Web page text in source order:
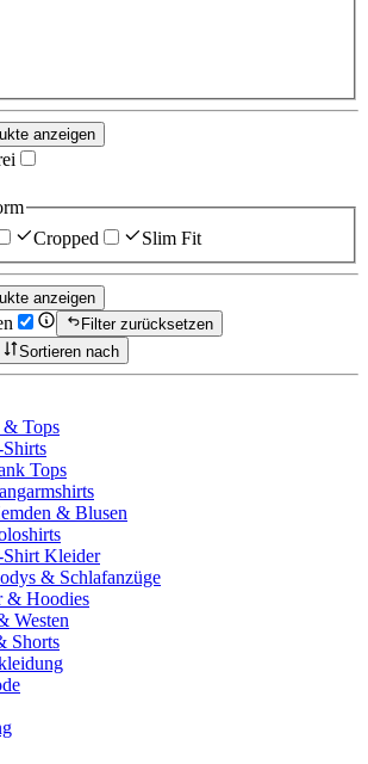
anzeigen
Cropped Slim Fit
anzeigen
Filter zurücksetzen
Sortieren nach
& Tops
Tops
& Blusen
Shirt Kleider
& Schlafanzüge
& Hoodies
Westen
Shorts